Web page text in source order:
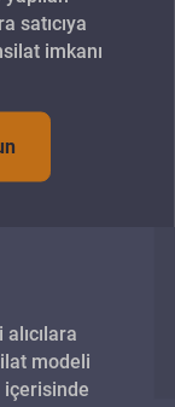
satıcıya
imkanı
modeli